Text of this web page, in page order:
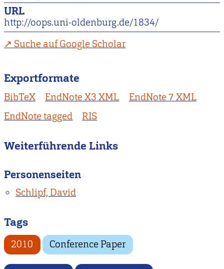
URL
http://oops.uni-oldenburg.de/1834/
Suche auf Google Scholar
Exportformate
BibTeX EndNote X3 XML
EndNote 7 XML
EndNote tagged
RIS
Weiterführende Links
Personenseiten
Schlipf, David
Tags
2010 Conference Paper